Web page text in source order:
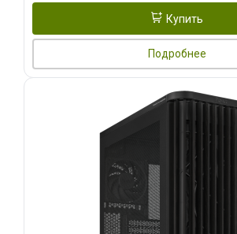
Купить
Подробнее